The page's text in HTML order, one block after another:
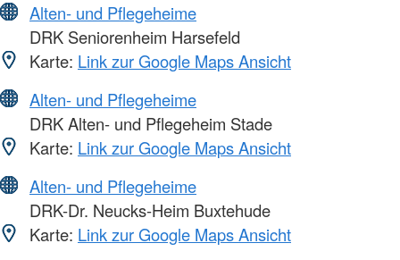
Alten- und Pflegeheime
DRK Seniorenheim Harsefeld
Karte: Link zur Google Maps Ansicht
Alten- und Pflegeheime
DRK Alten- und Pflegeheim Stade
Karte: Link zur Google Maps Ansicht
Alten- und Pflegeheime
DRK-Dr. Neucks-Heim Buxtehude
Karte: Link zur Google Maps Ansicht